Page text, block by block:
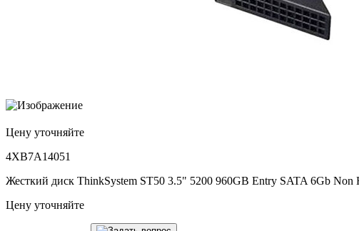
Цену уточняйте
4XB7A14051
Жесткий диск ThinkSystem ST50 3.5" 5200 960GB Entry SATA 6Gb Non
Цену уточняйте